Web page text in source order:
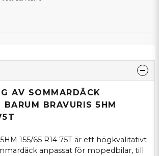
AV SOMMARDÄCK
BRAVURIS 5HM
155/65 R14 75T är ett högkvalitativt
anpassat för mopedbilar, till